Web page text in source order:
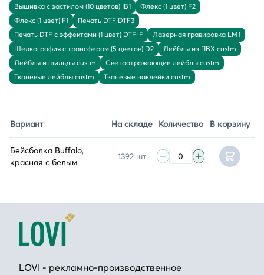
Вышивка с застилом (10 цветов) IB1
Флекс (1 цвет) F2
Флекс (1 цвет) F1
Печать DTF DTF3
Печать DTF с эффектами (1 цвет) DTF-F
Лазерная гравировка LM1
Шелкография с трансфером (5 цветов) D2
Лейблы из ПВХ custm
Лейблы и шильды custm
Светоотражающие лейблы custm
Тканевые лейблы custm
Тканевые наклейки custm
Вариант На складе Количество В корзину
Бейсболка Buffalo,
красная с белым
1392 шт
LOVI - рекламно-производственное